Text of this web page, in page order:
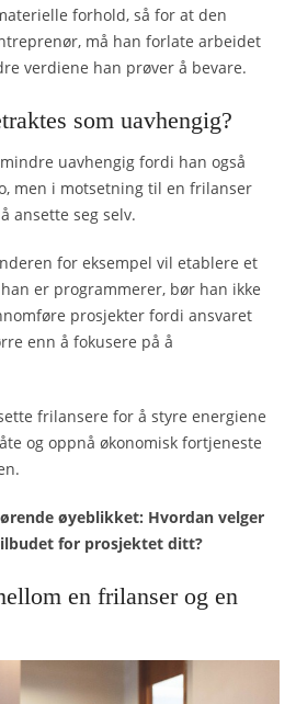
forhold, så for at den
må han forlate arbeidet
verdiene han prøver å bevare.
som uavhengig?
uavhengig fordi han også
men i motsetning til en frilanser
ansette seg selv.
for eksempel vil etablere et
er programmerer, bør han ikke
prosjekter fordi ansvaret
enn å fokusere på å
frilansere for å styre energiene
og oppnå økonomisk fortjeneste
øyeblikket: Hvordan velger
for prosjektet ditt?
en frilanser og en